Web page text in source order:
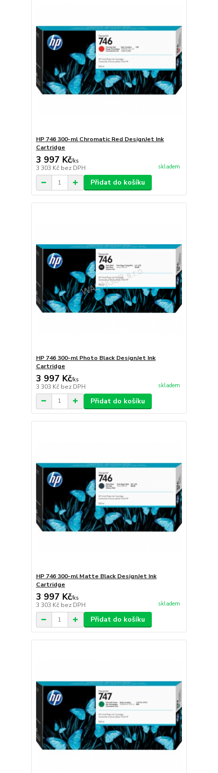
HP 746 300-ml Chromatic Red DesignJet Ink
Cartridge
3 997 Kč/ks
3 303 Kč bez DPH skladem
Přidat do košíku
HP 746 300-ml Photo Black DesignJet Ink
Cartridge
3 997 Kč/ks
3 303 Kč bez DPH skladem
Přidat do košíku
HP 746 300-ml Matte Black DesignJet Ink
Cartridge
3 997 Kč/ks
3 303 Kč bez DPH skladem
Přidat do košíku